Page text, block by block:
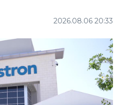
2026.08.06 20:33